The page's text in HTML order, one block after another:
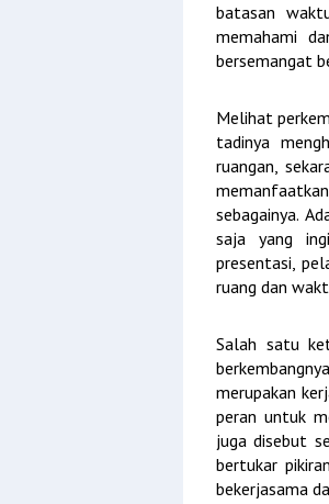
batasan
memahami
bersemangat
Melihat
tadinya
ruangan,
sebagainya.
saja yang
presentasi,
ruang dan
Salah satu
merupakan
peran untuk
juga disebut
bertukar
bekerjasama